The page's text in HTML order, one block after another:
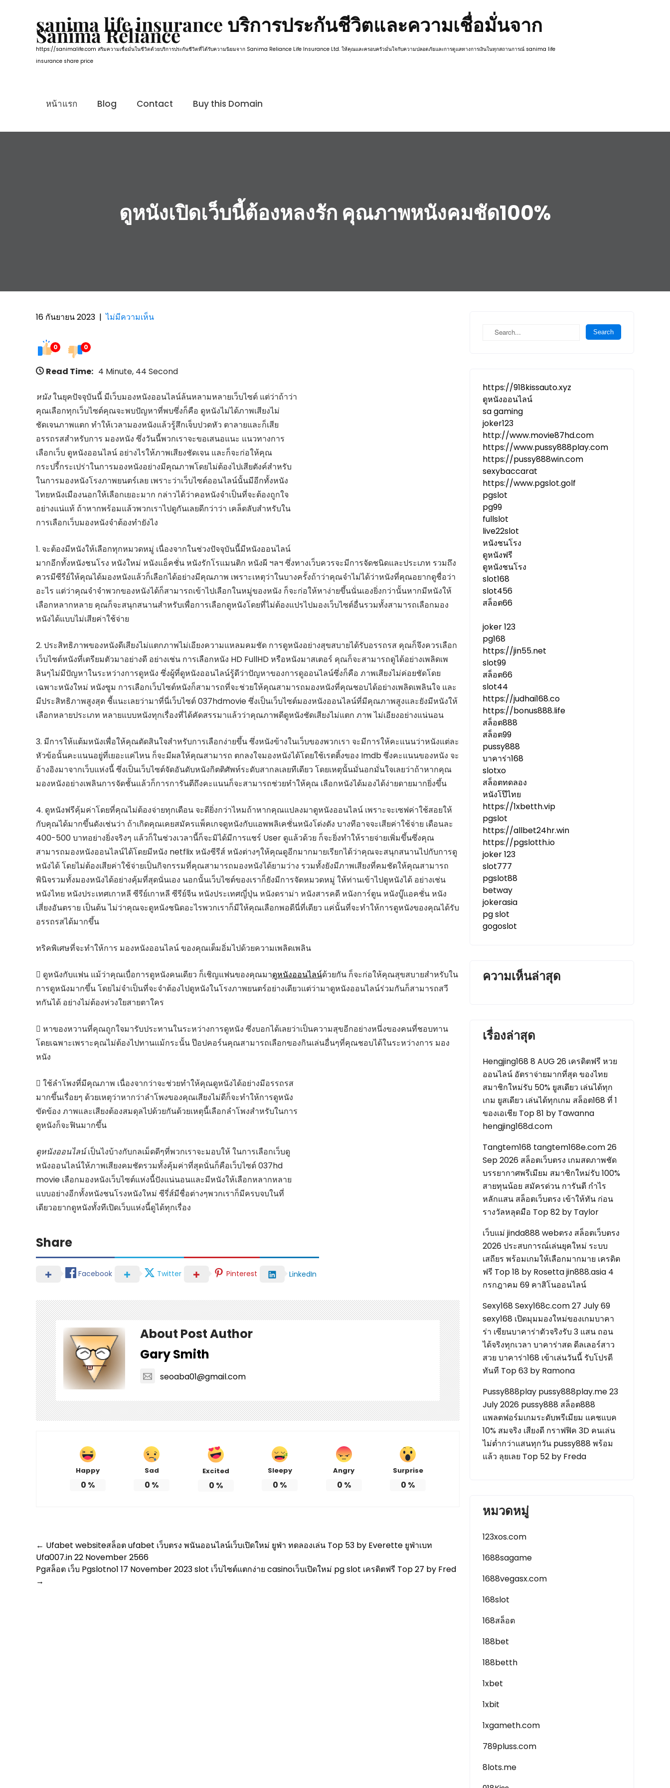
sanima life insurance บริการประกันชีวิตและความเชื่อมั่นจาก
Sanima Reliance
https://sanimalife.com สริมความเชื่อมั่นในชีวิตด้วยบริการประกันชีวิตที่ได้รับความนิยมจาก Sanima Reliance Life Insurance Ltd. ให้คุณและครอบครัวมั่นใจกับความปลอดภัยและการดูแลทางการเงินในทุกสถานการณ์ sanima life
insurance share price
หน้าแรก Blog Contact Buy this Domain
ดูหนังเปิดเว็บนี้ต้องหลงรัก คุณภาพหนังคมชัด100%
16 กันยายน 2023 |ไม่มีความเห็น
0 0
Read Time: 4 Minute, 44 Second
หนังในยุคปัจจุบันนี้ มีเว็บมองหนังออนไลน์ล้นหลามหลายเว็บไซต์ แต่ว่าถ้าว่า
คุณเลือกทุกเว็บไซต์คุณจะพบปัญหาที่พบซึ่งก็คือ ดูหนังไม่ได้ภาพเสียงไม่
ชัดเจนภาพแตก ทำให้เวลามองหนังแล้วรู้สึกเจ็บปวดหัว ตาลายและก็เสีย
อรรถรสสำหรับการ มองหนัง ซึ่งวันนี้พวกเราจะขอเสนอแนะ แนวทางการ
เลือกเว็บ ดูหนังออนไลน์ อย่างไรให้ภาพเสียงชัดเจน และก็จะก่อให้คุณ
กระปรี้กระเปร่าในการมองหนังอย่างมีคุณภาพโดยไม่ต้องไปเสียตังค์สำหรับ
ในการมองหนังโรงภาพยนตร์เลย เพราะว่าเว็บไซต์ออนไลน์นั้นมีอีกทั้งหนัง
ไทยหนังเมืองนอกให้เลือกเยอะมาก กล่าวได้ว่าคอหนังจำเป็นที่จะต้องถูกใจ
อย่างแน่แท้ ถ้าหากพร้อมแล้วพวกเราไปดูกันเลยดีกว่าว่า เคล็ดลับสำหรับใน
การเลือกเว็บมองหนังจำต้องทำยังไง
1. จะต้องมีหนังให้เลือกทุกหมวดหมู่ เนื่องจากในช่วงปัจจุบันนี้มีหนังออนไลน์
มากอีกทั้งหนังชนโรง หนังใหม่ หนังแอ็คชั่น หนังรักโรแมนติก หนังผี ฯลฯ ซึ่งทางเว็บควรจะมีการจัดชนิดและประเภท รวมถึง
ควรมีซีรีย์ให้คุณได้มองหนังแล้วก็เลือกได้อย่างมีคุณภาพ เพราะเหตุว่าในบางครั้งถ้าว่าคุณจำไม่ได้ว่าหนังที่คุณอยากดูชื่อว่า
อะไร แต่ว่าคุณจำจำพวกของหนังได้ก็สามารถเข้าไปเลือกในหมู่ของหนัง ก็จะก่อให้หาง่ายขึ้นนั่นเองยิ่งกว่านั้นหากมีหนังให้
เลือกหลากหลาย คุณก็จะสนุกสนานสำหรับเพื่อการเลือกดูหนังโดยที่ไม่ต้องแปรไปมองเว็บไซต์อื่นรวมทั้งสามารถเลือกมอง
หนังได้แบบไม่เสียค่าใช้จ่าย
2. ประสิทธิภาพของหนังดีเสียงไม่แตกภาพไม่เอียงความแหลมคมชัด การดูหนังอย่างสุขสบายได้รับอรรถรส คุณก็จึงควรเลือก
เว็บไซต์หนังที่เตรียมตัวมาอย่างดี อย่างเช่น การเลือกหนัง HD FullHD หรือหนังมาสเตอร์ คุณก็จะสามารถดูได้อย่างเพลิดเพ
ลินๆไม่มีปัญหาในระหว่างการดูหนัง ซึ่งผู้ที่ดูหนังออนไลน์รู้ดีว่าปัญหาของการดูออนไลน์ซึ่งก็คือ ภาพเสียงไม่ค่อยชัดโดย
เฉพาะหนังใหม่ หนังซูม การเลือกเว็บไซต์หนังก็สามารถที่จะช่วยให้คุณสามารถมองหนังที่คุณชอบได้อย่างเพลิดเพลินใจ และ
มีประสิทธิภาพสูงสุด ชี้แนะเลยว่ามาที่นี่เว็บไซต์ 037hdmovie ซึ่งเป็นเว็บไซต์มองหนังออนไลน์ที่มีคุณภาพสูงและยังมีหนังให้
เลือกหลายประเภท หลายแบบหนังทุกเรื่องที่ได้คัดสรรมาแล้วว่าคุณภาพดีดูหนังชัดเสียงไม่แตก ภาพ ไม่เอียงอย่างแน่นอน
3. มีการให้แต้มหนังเพื่อให้คุณตัดสินใจสำหรับการเลือกง่ายขึ้น ซึ่งหนังข้างในเว็บของพวกเรา จะมีการให้คะแนนว่าหนังแต่ละ
หัวข้อนั้นคะแนนอยู่ที่เยอะแค่ไหน ก็จะมีผลให้คุณสามารถ ตกลงใจมองหนังได้โดยใช้เรตติ้งของ Imdb ซึ่งคะแนนของหนัง จะ
อ้างอิงมาจากเว็บแห่งนี้ ซึ่งเป็นเว็บไซต์จัดอันดับหนังกิตติศัพท์ระดับสากลเลยทีเดียว โดยเหตุนั้นมั่นอกมั่นใจเลยว่าถ้าหากคุณ
มองหนังอย่างเพลินการจัดชั้นแล้วก็การการันตีถึงคะแนนก็จะสามารถช่วยทำให้คุณ เลือกหนังได้มองได้ง่ายดายมากยิ่งขึ้น
4. ดูหนังฟรีคุ้มค่าโดยที่คุณไม่ต้องจ่ายทุกเดือน จะดียิ่งกว่าไหมถ้าหากคุณแปลงมาดูหนังออนไลน์ เพราะจะเซฟค่าใช้สอยให้
กับคุณได้มากขึ้นดังเช่นว่า ถ้าเกิดคุณเคยสมัครแพ็คเกจดูหนังกับแอพพลิเคชั่นหนังโด่งดัง บางทีอาจจะเสียค่าใช้จ่าย เดือนละ
400-500 บาทอย่างยิ่งจริงๆ แล้วก็ในช่วงเวลานี้ก็จะมิได้มีการแชร์ User ดูแล้วด้วย ก็จะยิ่งทำให้รายจ่ายเพิ่มขึ้นซึ่งคุณ
สามารถมองหนังออนไลน์ได้โดยมีหนัง netflix หนังซีรีส์ หนังต่างๆให้คุณดูอีกมากมายเรียกได้ว่าคุณจะสนุกสนานไปกับการดู
หนังได้ โดยไม่ต้องเสียค่าใช้จ่ายเป็นกิจกรรมที่คุณสามารถมองหนังได้ยามว่าง รวมทั้งยังมีภาพเสียงที่คมชัดให้คุณสามารถ
พินิจรวมทั้งมองหนังได้อย่างคุ้มที่สุดนั่นเอง นอกนั้นเว็บไซต์ของเราก็ยังมีการจัดหมวดหมู่ ให้ท่านเข้าไปดูหนังได้ อย่างเช่น
หนังไทย หนังประเทศเกาหลี ซีรีย์เกาหลี ซีรีย์จีน หนังประเทศญี่ปุ่น หนังดราม่า หนังสารคดี หนังการ์ตูน หนังบู๊แอคชั่น หนัง
เสี่ยงอันตราย เป็นต้น ไม่ว่าคุณจะดูหนังชนิดอะไรพวกเราก็มีให้คุณเลือกพอดีนี่ที่เดียว แค่นั้นที่จะทำให้การดูหนังของคุณได้รับ
อรรถรสได้มากขึ้น
ทริคพิเศษที่จะทำให้การ มองหนังออนไลน์ ของคุณเต็มอิ่มไปด้วยความเพลิดเพลิน
 ดูหนังกับแฟน แม้ว่าคุณเบื่อการดูหนังคนเดียว ก็เชิญแฟนของคุณมาดูหนังออนไลน์ด้วยกัน ก็จะก่อให้คุณสุขสบายสำหรับใน
การดูหนังมากขึ้น โดยไม่จำเป็นที่จะจำต้องไปดูหนังในโรงภาพยนตร์อย่างเดียวแต่ว่ามาดูหนังออนไลน์ร่วมกันก็สามารถสวี
ทกันได้ อย่างไม่ต้องห่วงใยสายตาใคร
 หาของหวานที่คุณถูกใจมารับประทานในระหว่างการดูหนัง ซึ่งบอกได้เลยว่าเป็นความสุขอีกอย่างหนึ่งของคนที่ชอบทาน
โดยเฉพาะเพราะคุณไม่ต้องไปทานแม้กระนั้น ป๊อปคอร์นคุณสามารถเลือกของกินเล่นอื่นๆที่คุณชอบได้ในระหว่างการ มอง
หนัง
 ใช้ลำโพงที่มีคุณภาพ เนื่องจากว่าจะช่วยทำให้คุณดูหนังได้อย่างมีอรรถรส
มากขึ้นเรื่อยๆ ด้วยเหตุว่าหากว่าลำโพงของคุณเสียงไม่ดีก็จะทำให้การดูหนัง
ขัดข้อง ภาพและเสียงต้องสมดุลไปด้วยกันด้วยเหตุนี้เลือกลำโพงสำหรับในการ
ดูหนังก็จะฟินมากขึ้น
ดูหนังออนไลน์เป็นไงบ้างกับกลเม็ดดีๆที่พวกเราจะมอบให้ ในการเลือกเว็บดู
หนังออนไลน์ให้ภาพเสียงคมชัดรวมทั้งคุ้มค่าที่สุดนั่นก็คือเว็บไซต์ 037hd
movie เลือกมองหนังเว็บไซต์แห่งนี้ปังแน่นอนและมีหนังให้เลือกหลากหลาย
แบบอย่างอีกทั้งหนังชนโรงหนังใหม่ ซีรี่ส์มีชื่อต่างๆพวกเราก็มีครบจบในที่
เดียวอยากดูหนังทั้งทีเปิดเว็บแห่งนี้ดูได้ทุกเรื่อง
Share
Facebook Twitter Pinterest LinkedIn
About Post Author
Gary Smith
seoaba01@gmail.com
Happy
0 %
Sad
0 %
Excited
0 %
Sleepy
0 %
Angry
0 %
Surprise
0 %
Post
navigation
← Ufabet websiteสล็อต ufabet เว็บตรง พนันออนไลน์เว็บเปิดใหม่ ยูฟ่า ทดลองเล่น Top 53 by Everette ยูฟ่าเบท
Ufa007.in 22 November 2566
Pgสล็อต เว็บ Pgslotno1 17 November 2023 slot เว็บไซต์แตกง่าย casinoเว็บเปิดใหม่ pg slot เครดิตฟรี Top 27 by Fred
→
https://918kissauto.xyz
ดูหนังออนไลน์
sa gaming
joker123
http://www.movie87hd.com
https://www.pussy888play.com
https://pussy888win.com
sexybaccarat
https://www.pgslot.golf
pgslot
pg99
fullslot
live22slot
หนังชนโรง
ดูหนังฟรี
ดูหนังชนโรง
slot168
slot456
สล็อต66
joker 123
pg168
https://jin55.net
slot99
สล็อต66
slot44
https://judhai168.co
https://bonus888.life
สล็อต888
สล็อต99
pussy888
บาคาร่า168
slotxo
สล็อตทดลอง
หนังโป๊ไทย
https://1xbetth.vip
pgslot
https://allbet24hr.win
https://pgslotth.io
joker 123
slot777
pgslot88
betway
jokerasia
pg slot
gogoslot
ความเห็นล่าสุด
เรื่องล่าสุด
Hengjing168 8 AUG 26 เครดิตฟรี หวย
ออนไลน์ อัตราจ่ายมากที่สุด ของไทย
สมาชิกใหม่รับ 50% ยูสเดียว เล่นได้ทุก
เกม ยูสเดียว เล่นได้ทุกเกม สล็อต168 ที่ 1
ของเอเชีย Top 81 by Tawanna
hengjing168d.com
Tangtem168 tangtem168e.com 26
Sep 2026 สล็อตเว็บตรง เกมสดภาพชัด
บรรยากาศพรีเมียม สมาชิกใหม่รับ 100%
สายทุนน้อย สมัครด่วน การันตี กำไร
หลักแสน สล็อตเว็บตรง เข้าให้ทัน ก่อน
รางวัลหลุดมือ Top 82 by Taylor
เว็บแม่ jinda888 webตรง สล็อตเว็บตรง
2026 ประสบการณ์เล่นยุคใหม่ ระบบ
เสถียร พร้อมเกมให้เลือกมากมาย เครดิต
ฟรี Top 18 by Rosetta jin888.asia 4
กรกฎาคม 69 คาสิโนออนไลน์
Sexy168 Sexy168c.com 27 July 69
sexy168 เปิดมุมมองใหม่ของเกมบาคา
ร่า เซียนบาคาร่าตัวจริงรับ 3 แสน ถอน
ได้จริงทุกเวลา บาคาร่าสด ดีลเลอร์สาว
สวย บาคาร่า168 เข้าเล่นวันนี้ รับโปรดี
ทันที Top 63 by Ramona
Pussy888play pussy888play.me 23
July 2026 pussy888 สล็อต888
แพลตฟอร์มเกมระดับพรีเมียม แคชแบค
10% สมจริง เสียงดี กราฟฟิค 3D คนเล่น
ไม่ต่ำกว่าแสนทุกวัน pussy888 พร้อม
แล้ว ลุยเลย Top 52 by Freda
หมวดหมู่
123xos.com
1688sagame
1688vegasx.com
168slot
168สล็อต
188bet
188betth
1xbet
1xbit
1xgameth.com
789pluss.com
8lots.me